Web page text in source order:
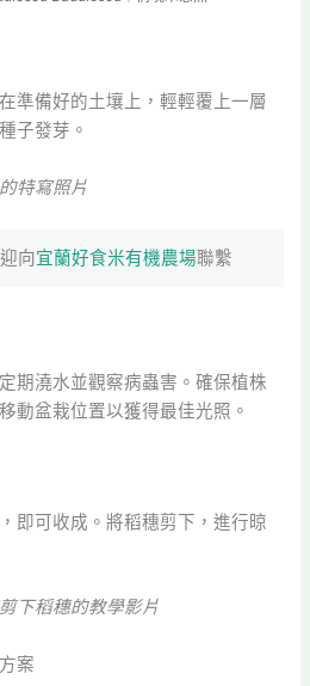
準備好的土壤上，輕輕覆上一層
子發芽。
特寫照片
向宜蘭好食米有機農場聯繫
期澆水並觀察病蟲害。確保植株
動盆栽位置以獲得最佳光照。
即可收成。將稻穗剪下，進行晾
下稻穗的教學影片
案